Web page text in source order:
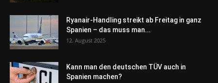
Ryanair-Handling streikt ab Freitag in ganz
Spanien – das muss man...
12. August 2025
Kann man den deutschen TÜV auch in
Spanien machen?